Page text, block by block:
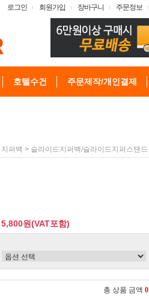
로그인 회원가입 장바구니 주문정보
호텔수건 주문제작/개인결제
지퍼백 > 슬라이드지퍼백/슬라이드지퍼스탠드
5,800원(VAT포함)
총 상품 금액 0